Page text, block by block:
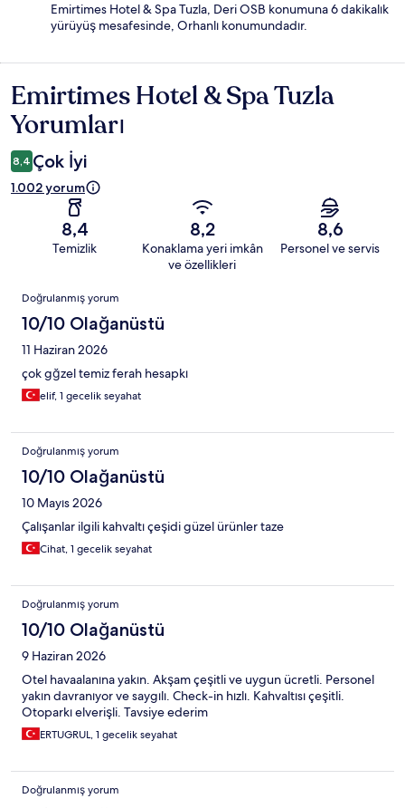
Emirtimes Hotel & Spa Tuzla, Deri OSB konumuna 6 dakikalık
yürüyüş mesafesinde, Orhanlı konumundadır.
Yorumlar
Emirtimes Hotel & Spa Tuzla
Yorumları
8,4 Çok İyi
1.002 yorum
8,4
Temizlik
8,2
Konaklama yeri imkân
ve özellikleri
8,6
Personel ve servis
Yorumlar
Doğrulanmış yorum
10/10 Olağanüstü
11 Haziran 2026
çok gğzel temiz ferah hesapkı
elif, 1 gecelik seyahat
Doğrulanmış yorum
10/10 Olağanüstü
10 Mayıs 2026
Çalışanlar ilgili kahvaltı çeşidi güzel ürünler taze
Cihat, 1 gecelik seyahat
Doğrulanmış yorum
10/10 Olağanüstü
9 Haziran 2026
Otel havaalanına yakın. Akşam çeşitli ve uygun ücretli. Personel
yakın davranıyor ve saygılı. Check-in hızlı. Kahvaltısı çeşitli.
Otoparkı elverişli. Tavsiye ederim
ERTUGRUL, 1 gecelik seyahat
Doğrulanmış yorum